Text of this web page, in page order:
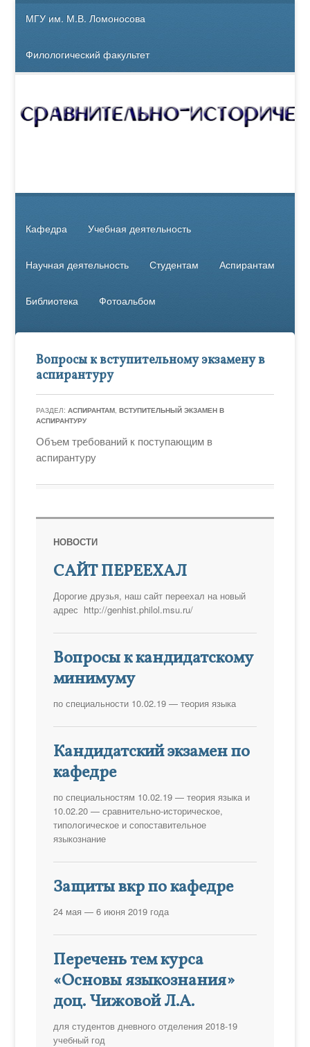
МГУ им. М.В. Ломоносова
Филологический факультет
Кафедра Учебная деятельность
Научная деятельность Студентам Аспирантам
Библиотека Фотоальбом
Вопросы к вступительному экзамену в
аспирантуру
РАЗДЕЛ:АСПИРАНТАМ,ВСТУПИТЕЛЬНЫЙ ЭКЗАМЕН В
АСПИРАНТУРУ
Объем требований к поступающим в
аспирантуру
НОВОСТИ
САЙТ ПЕРЕЕХАЛ
Дорогие друзья, наш сайт переехал на новый
адрес http://genhist.philol.msu.ru/
Вопросы к кандидатскому
минимуму
по специальности 10.02.19 — теория языка
Кандидатский экзамен по
кафедре
по специальностям 10.02.19 — теория языка и
10.02.20 — сравнительно-историческое,
типологическое и сопоставительное
языкознание
Защиты вкр по кафедре
24 мая — 6 июня 2019 года
Перечень тем курса
«Основы языкознания»
доц. Чижовой Л.А.
для студентов дневного отделения 2018-19
учебный год